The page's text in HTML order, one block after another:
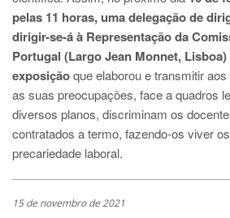
pelas 11 horas, uma delegação de
dirigir-se-á à Representação da
Portugal (Largo Jean Monnet,
exposiçãoque elaborou e transmitir
as suas preocupações, face a quadros
diversos planos, discriminam os
contratados a termo, fazendo-os viver
precariedade laboral.
15 de novembro de 2021